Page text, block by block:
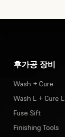
후가공 장비
Wash + Cure
Wash L + Cure L
Fuse Sift
Finishing Tools